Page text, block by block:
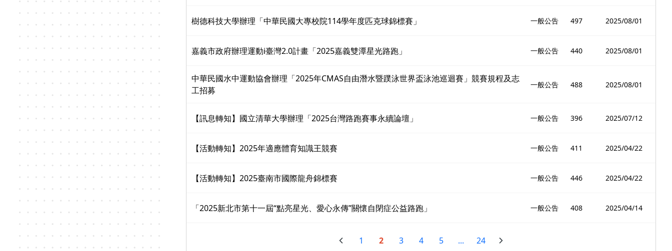
樹德科技大學辦理「中華民國大專校院114學年度匹克球錦標賽」 一般公告 497 2025/08/01
嘉義市政府辦理運動i臺灣2.0計畫「2025嘉義雙潭星光路跑」 一般公告 440 2025/08/01
中華民國水中運動協會辦理「2025年CMAS自由潛水暨蹼泳世界盃泳池巡迴賽」競賽規程及志
工招募
一般公告 488 2025/08/01
【訊息轉知】國立清華大學辦理「2025台灣路跑賽事永續論壇」 一般公告 396 2025/07/12
【活動轉知】2025年適應體育知識王競賽 一般公告 411 2025/04/22
【活動轉知】2025臺南市國際龍舟錦標賽 一般公告 446 2025/04/22
「2025新北市第十一屆“點亮星光、愛心永傳”關懷自閉症公益路跑」 一般公告 408 2025/04/14
1 2 3 4 5 ... 24